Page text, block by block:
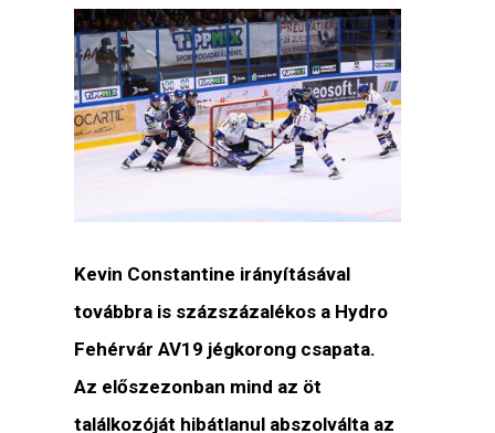
Kevin Constantine irányításával
továbbra is százszázalékos a Hydro
Fehérvár AV19 jégkorong csapata.
Az előszezonban mind az öt
találkozóját hibátlanul abszolválta az